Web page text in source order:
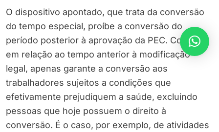
O dispositivo apontado, que trata da conversão
do tempo especial, proíbe a conversão do
período posterior à aprovação da PEC. Contudo,
em relação ao tempo anterior à modificação
legal, apenas garante a conversão aos
trabalhadores sujeitos a condições que
efetivamente prejudiquem a saúde, excluindo
pessoas que hoje possuem o direito à
conversão. É o caso, por exemplo, de atividades